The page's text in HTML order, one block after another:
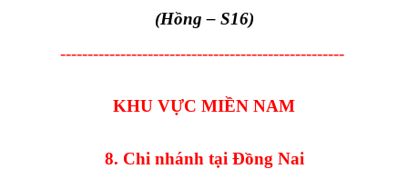
(Hồng – S16)
----------------------------------------------------
KHU VỰC MIỀN NAM
8. Chi nhánh tại Đồng Nai